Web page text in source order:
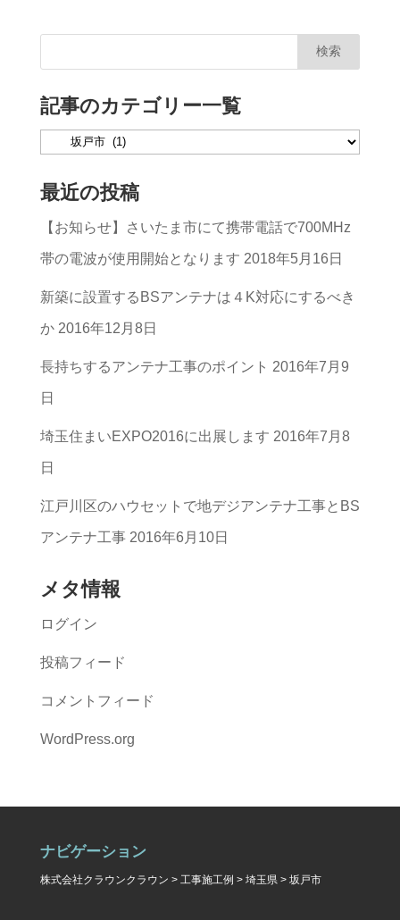
記事のカテゴリー一覧
の
カ
テ
ゴ
リ
ー
一
最近の投稿
【お知らせ】さいたま市にて携帯電話で700MHz
帯の電波が使用開始となります 2018年5月16日
新築に設置するBSアンテナは４K対応にするべき
か 2016年12月8日
長持ちするアンテナ工事のポイント 2016年7月9
日
埼玉住まいEXPO2016に出展します 2016年7月8
日
江戸川区のハウセットで地デジアンテナ工事とBS
アンテナ工事 2016年6月10日
メタ情報
ログイン
投稿フィード
コメントフィード
WordPress.org
ナビゲーション
株式会社クラウンクラウン > 工事施工例 > 埼玉県> 坂戸市